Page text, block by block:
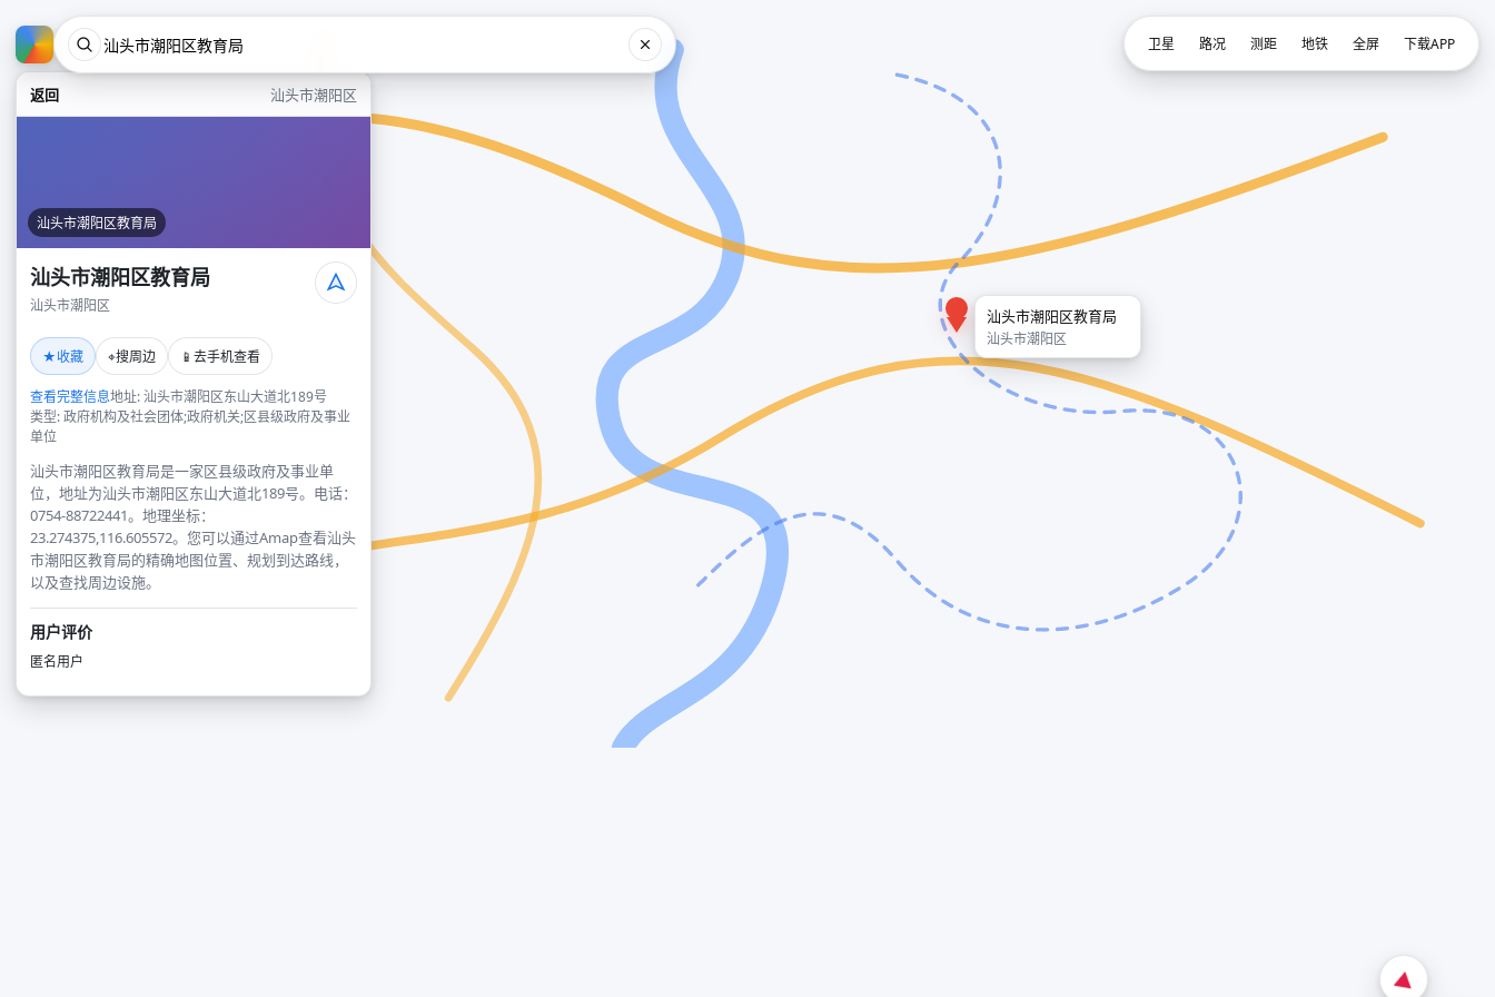
返回 汕头市潮阳区
汕头市潮阳区教育局
汕头市潮阳区教育局
汕头市潮阳区
★收藏 ⌖搜周边 📱 去手机查看
查看完整信息地址: 汕头市潮阳区东山大道北189号
类型: 政府机构及社会团体;政府机关;区县级政府及事业
单位
汕头市潮阳区教育局是一家区县级政府及事业单
位，地址为汕头市潮阳区东山大道北189号。电话：
0754-88722441。地理坐标：
23.274375,116.605572。您可以通过Amap查看汕头
市潮阳区教育局的精确地图位置、规划到达路线，
以及查找周边设施。
用户评价
匿名用户
汕头市潮阳区教育局
汕头市潮阳区
卫星 路况 测距 地铁 全屏 下载APP